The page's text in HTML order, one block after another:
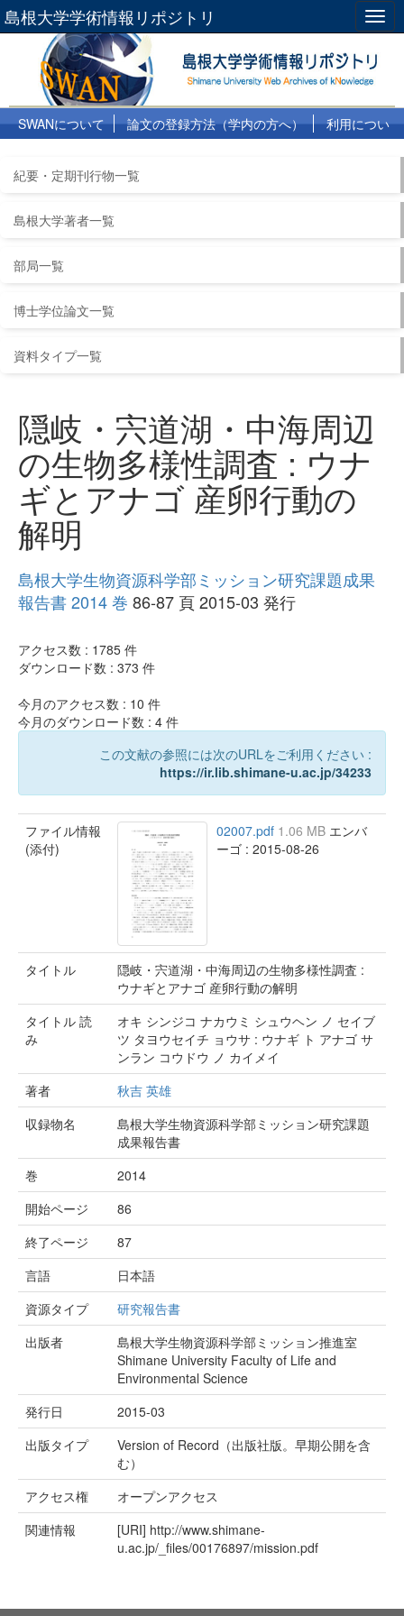
島根大学学術情報リポジトリ
SWANについて 論文の登録方法（学内の方へ）
利用につい
紀要・定期刊行物一覧
島根大学著者一覧
部局一覧
博士学位論文一覧
資料タイプ一覧
隠岐・宍道湖・中海周辺
の生物多様性調査 : ウナ
ギとアナゴ 産卵行動の
解明
島根大学生物資源科学部ミッション研究課題成果
報告書 2014 巻 86-87 頁 2015-03 発行
アクセス数 : 1785 件
ダウンロード数 : 373 件
今月のアクセス数 : 10 件
今月のダウンロード数 : 4 件
この文献の参照には次のURLをご利用ください :
https://ir.lib.shimane-u.ac.jp/34233
ファイル情報
(添付)
02007.pdf 1.06 MB エンバ
ーゴ : 2015-08-26
タイトル
隠岐・宍道湖・中海周辺の生物多様性調査 :
ウナギとアナゴ 産卵行動の解明
タイトル 読
み
オキ シンジコ ナカウミ シュウヘン ノ セイブ
ツ タヨウセイチ ョウサ : ウナギ ト アナゴ サ
ンラン コウドウ ノ カイメイ
著者
秋吉 英雄
収録物名
島根大学生物資源科学部ミッション研究課題
成果報告書
巻
2014
開始ページ
86
終了ページ
87
言語
日本語
資源タイプ
研究報告書
出版者
島根大学生物資源科学部ミッション推進室
Shimane University Faculty of Life and
Environmental Science
発行日
2015-03
出版タイプ
Version of Record（出版社版。早期公開を含
む）
アクセス権
オープンアクセス
関連情報
[URI] http://www.shimane-
u.ac.jp/_files/00176897/mission.pdf